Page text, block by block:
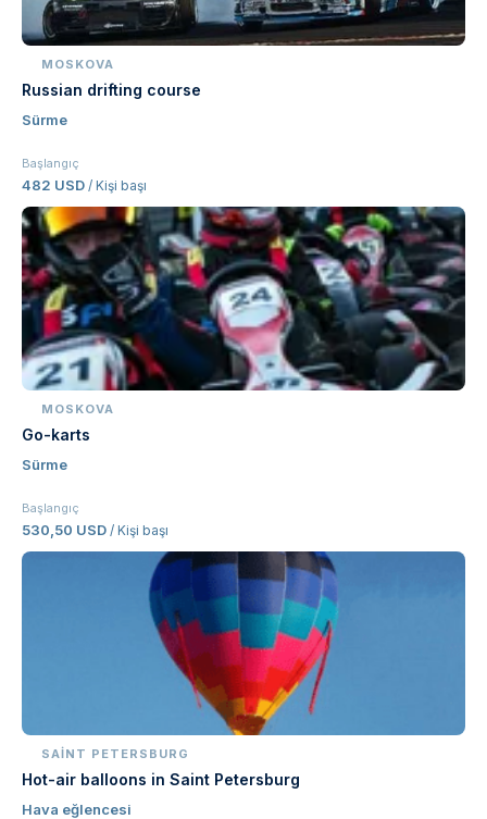
MOSKOVA
Russian drifting course
Sürme
Başlangıç
482 USD / Kişi başı
MOSKOVA
Go-karts
Sürme
Başlangıç
530,50 USD / Kişi başı
SAINT PETERSBURG
Hot-air balloons in Saint Petersburg
Hava eğlencesi